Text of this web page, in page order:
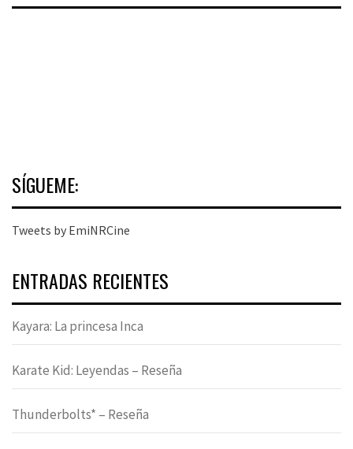
SÍGUEME:
Tweets by EmiNRCine
ENTRADAS RECIENTES
Kayara: La princesa Inca
Karate Kid: Leyendas – Reseña
Thunderbolts* – Reseña